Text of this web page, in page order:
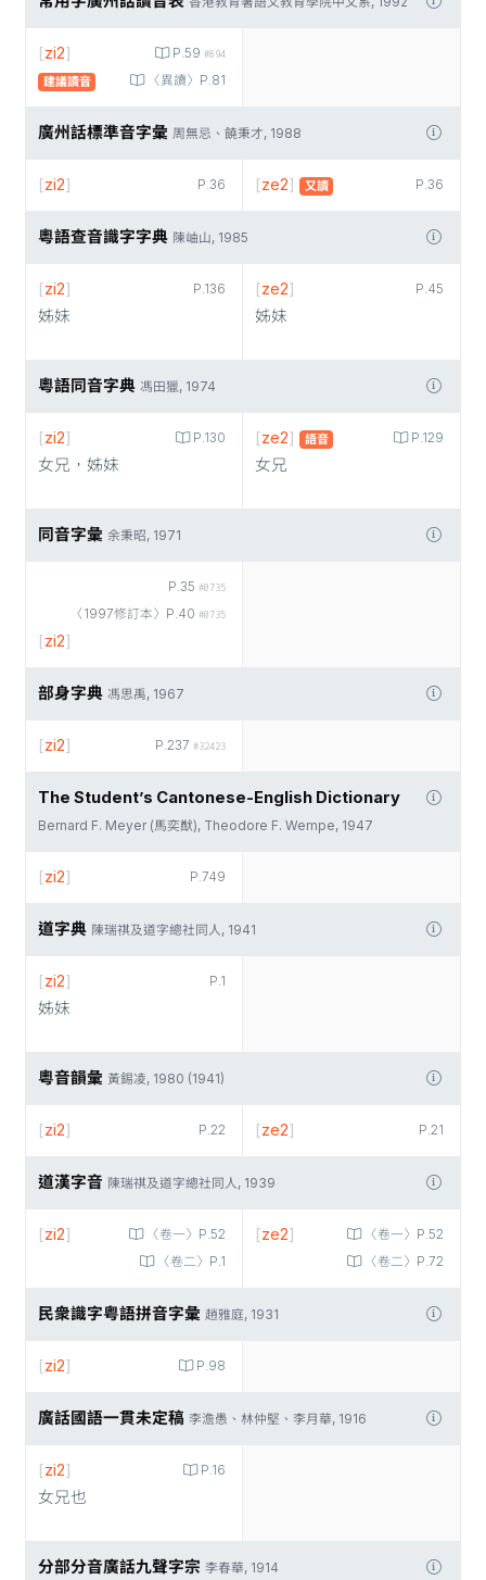
P.59 #894
〈異讀〉P.81
[zi2]
建議讀音
廣州話標準音字彙 周無忌、饒秉才, 1988
P.36
[zi2] P.36
[ze2] 又讀
粵語查音識字字典 陳岫山, 1985
P.136
[zi2]
姊妹
P.45
[ze2]
姊妹
粵語同音字典 馮田獵, 1974
P.130
[zi2]
女兄，姊妹
P.129
[ze2] 語音
女兄
同音字彙 余秉昭, 1971
P.35 #0735
〈1997修訂本〉P.40 #0735
[zi2]
部身字典 馮思禹, 1967
P.237 #32423
[zi2]
The Student’s Cantonese-English Dictionary
Bernard F. Meyer (馬奕猷), Theodore F. Wempe, 1947
P.749
[zi2]
道字典 陳瑞祺及道字總社同人, 1941
P.1
[zi2]
姊妹
粵音韻彙 黃錫凌, 1980 (1941)
P.22
[zi2] P.21
[ze2]
道漢字音 陳瑞祺及道字總社同人, 1939
〈卷一〉P.52
〈卷二〉P.1
[zi2]
〈卷一〉P.52
〈卷二〉P.72
[ze2]
民衆識字粤語拼音字彙 趙雅庭, 1931
P.98
[zi2]
廣話國語一貫未定稿 李澹愚、林仲堅、李月華, 1916
P.16
[zi2]
女兄也
分部分音廣話九聲字宗 李春華, 1914